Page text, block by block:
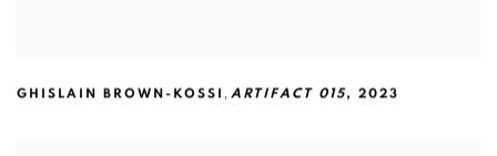
GHISLAIN BROWN-KOSSI , ARTIFACT 015,2023